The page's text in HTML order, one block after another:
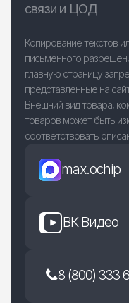
связи и ЦОД
Копирование текстов
письменного
главную страницу
представленные на
Внешний вид товара,
товаров может быть
соответствовать
max.ochip
ВК Видео
8 (800) 333